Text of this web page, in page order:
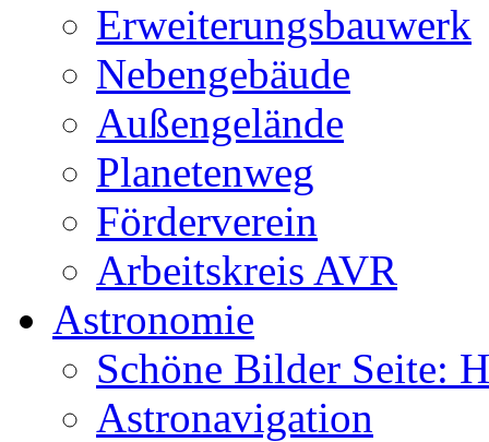
Erweiterungsbauwerk
Nebengebäude
Außengelände
Planetenweg
Förderverein
Arbeitskreis AVR
Astronomie
Schöne Bilder Seite:
Astronavigation